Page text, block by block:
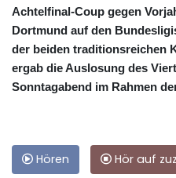
Achtelfinal-Coup gegen
Dortmund auf den
der beiden traditionsreichen
ergab die Auslosung des
Sonntagabend im Rahmen
Hören Hör auf